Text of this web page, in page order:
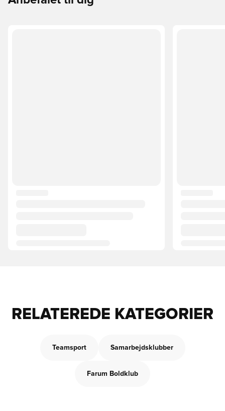
RELATEREDE KATEGORIER
Teamsport Samarbejdsklubber
Farum Boldklub